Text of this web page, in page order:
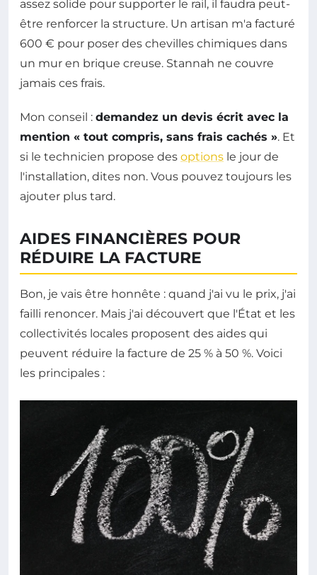
assez solide pour supporter le rail, il faudra peut-
être renforcer la structure. Un artisan m'a facturé
600 € pour poser des chevilles chimiques dans
un mur en brique creuse. Stannah ne couvre
jamais ces frais.
Mon conseil : demandez un devis écrit avec la
mention « tout compris, sans frais cachés ». Et
si le technicien propose des options le jour de
l'installation, dites non. Vous pouvez toujours les
ajouter plus tard.
AIDES FINANCIÈRES POUR
RÉDUIRE LA FACTURE
Bon, je vais être honnête : quand j'ai vu le prix, j'ai
failli renoncer. Mais j'ai découvert que l'État et les
collectivités locales proposent des aides qui
peuvent réduire la facture de 25 % à 50 %. Voici
les principales :